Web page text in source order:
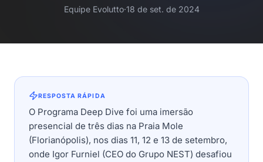
Equipe Evolutto·18 de set. de 2024
RESPOSTA RÁPIDA
O Programa Deep Dive foi uma imersão
presencial de três dias na Praia Mole
(Florianópolis), nos dias 11, 12 e 13 de setembro,
onde Igor Furniel (CEO do Grupo NEST) desafiou